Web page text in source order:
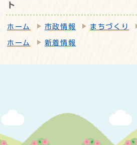
ト
ホーム 市政情報 まちづくり
ホーム 新着情報